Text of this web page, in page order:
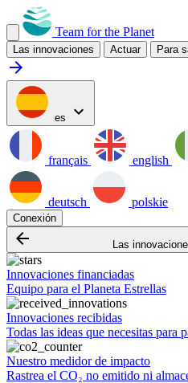
Team for the Planet
Las innovaciones Actuar Para
arrow_forward
es expand_more
français english
deutsch polskie
Conexión
arrow_backward Las
Innovaciones financiadas
Equipo para el Planeta Estrellas
Innovaciones recibidas
Todas las ideas que necesitas para
Nuestro medidor de impacto
Rastrea el CO₂ no emitido ni